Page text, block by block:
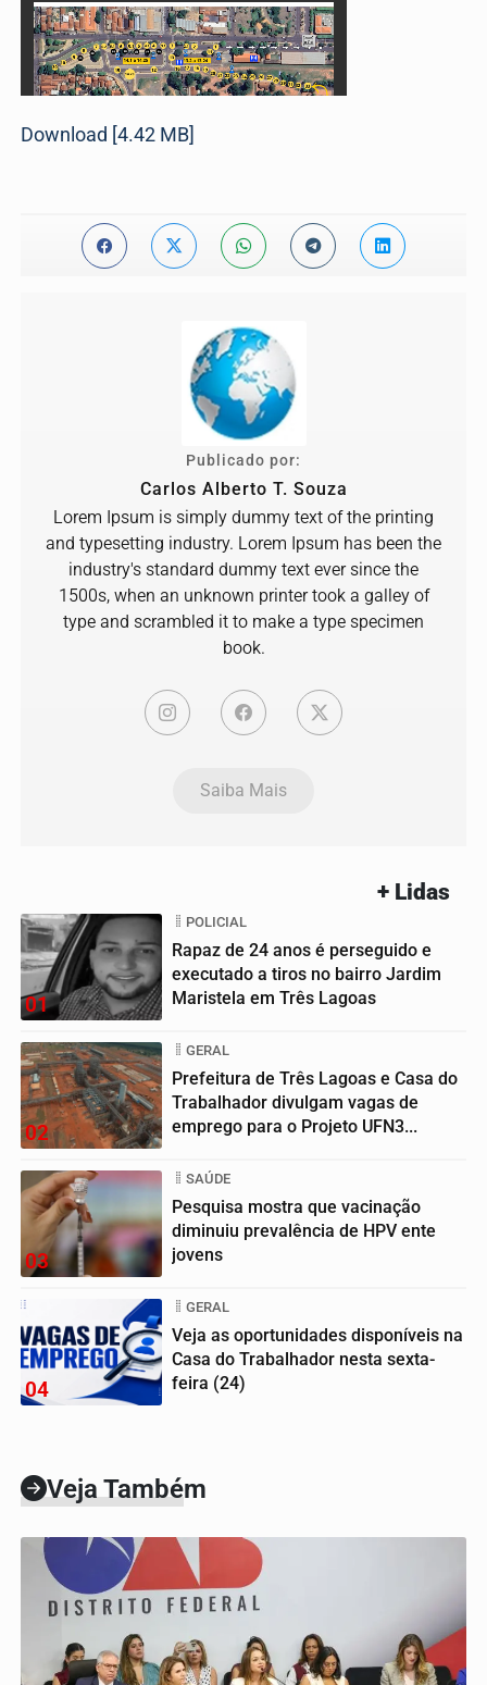
Download [4.42 MB]
Publicado por:
Carlos Alberto T. Souza
Lorem Ipsum is simply dummy text of the printing
and typesetting industry. Lorem Ipsum has been the
industry's standard dummy text ever since the
1500s, when an unknown printer took a galley of
type and scrambled it to make a type specimen
book.
Saiba Mais
+ Lidas
01
POLICIAL
Rapaz de 24 anos é perseguido e
executado a tiros no bairro Jardim
Maristela em Três Lagoas
02
GERAL
Prefeitura de Três Lagoas e Casa do
Trabalhador divulgam vagas de
emprego para o Projeto UFN3...
03
SAÚDE
Pesquisa mostra que vacinação
diminuiu prevalência de HPV ente
jovens
04
GERAL
Veja as oportunidades disponíveis na
Casa do Trabalhador nesta sexta-
feira (24)
Veja Também